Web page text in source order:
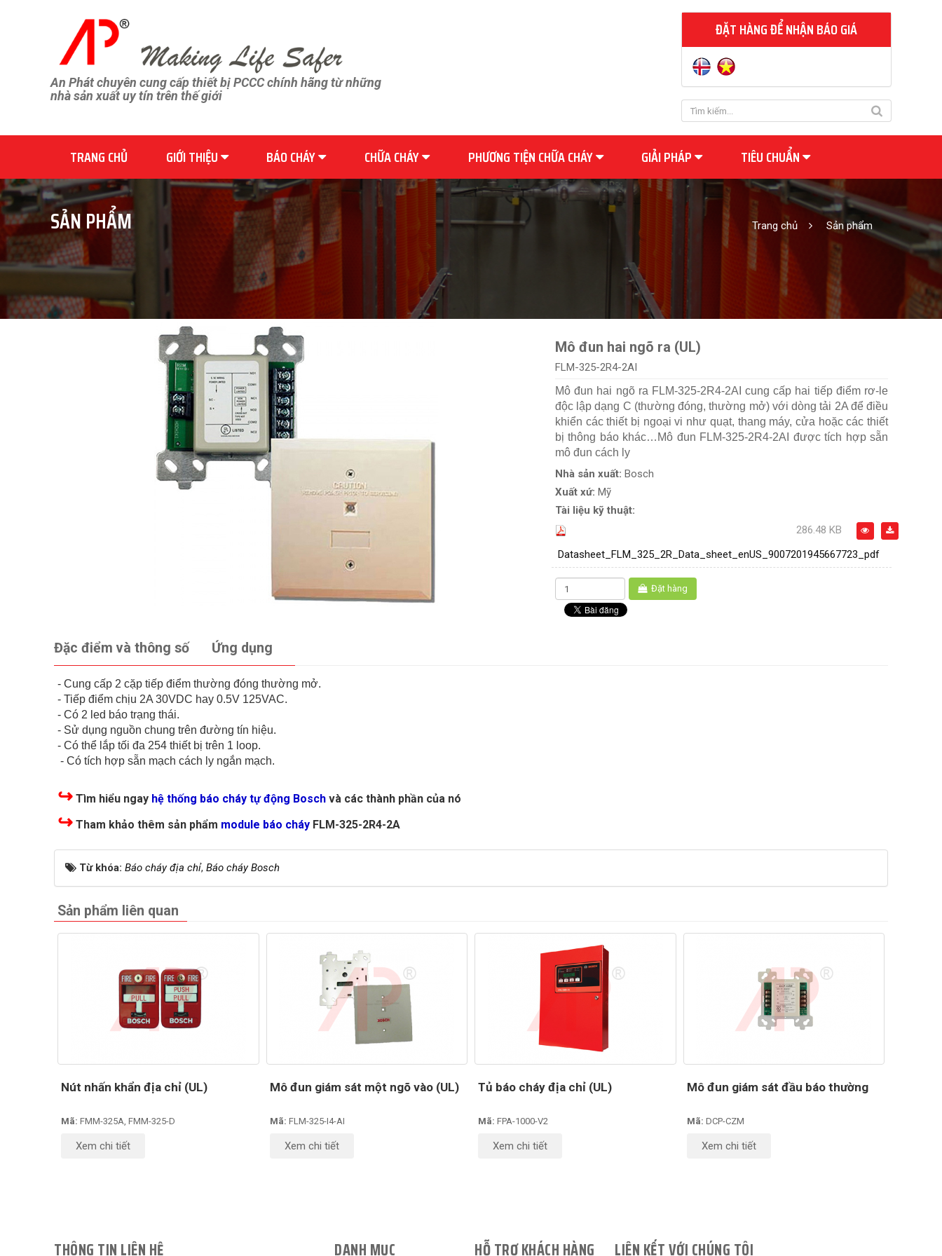
An Phát chuyên cung cấp thiết bị PCCC chính hãng từ những
nhà sản xuất uy tín trên thế giới
ĐẶT HÀNG ĐỂ NHẬN BÁO GIÁ
TRANG CHỦ GIỚI THIỆU BÁO CHÁY CHỮA CHÁY PHƯƠNG TIỆN CHỮA CHÁY GIẢI PHÁP TIÊU CHUẨN
SẢN PHẨM Trang chủ Sản phẩm
Mô đun hai ngõ ra (UL)
FLM-325-2R4-2AI
Mô đun hai ngõ ra FLM-325-2R4-2AI cung cấp hai tiếp điểm rơ-le
độc lập dạng C (thường đóng, thường mở) với dòng tải 2A để điều
khiển các thiết bị ngoại vi như quạt, thang máy, cửa hoặc các thiết
bị thông báo khác…Mô đun FLM-325-2R4-2AI được tích hợp sẵn
mô đun cách ly
Nhà sản xuất: Bosch
Xuất xứ: Mỹ
Tài liệu kỹ thuật:
Datasheet_FLM_325_2R_Data_sheet_enUS_9007201945667723_pdf
286.48 KB
Đặt hàng
Đặc điểm và thông số Ứng dụng
- Cung cấp 2 cặp tiếp điểm thường đóng thường mở.
- Tiếp điểm chịu 2A 30VDC hay 0.5V 125VAC.
- Có 2 led báo trạng thái.
- Sử dụng nguồn chung trên đường tín hiệu.
- Có thể lắp tối đa 254 thiết bị trên 1 loop.
- Có tích hợp sẵn mạch cách ly ngắn mạch.
↪ Tìm hiểu ngay hệ thống báo cháy tự động Bosch và các thành phần của nó
↪ Tham khảo thêm sản phẩm module báo cháy FLM-325-2R4-2A
Từ khóa: Báo cháy địa chỉ, Báo cháy Bosch
Sản phẩm liên quan
Nút nhấn khẩn địa chỉ (UL)
Mã: FMM-325A, FMM-325-D
Xem chi tiết
Mô đun giám sát một ngõ vào (UL)
Mã: FLM-325-I4-AI
Xem chi tiết
Tủ báo cháy địa chỉ (UL)
Mã: FPA-1000-V2
Xem chi tiết
Mô đun giám sát đầu báo thường
Mã: DCP-CZM
Xem chi tiết
THÔNG TIN LIÊN HỆ DANH MỤC HỖ TRỢ KHÁCH HÀNG LIÊN KẾT VỚI CHÚNG TÔI